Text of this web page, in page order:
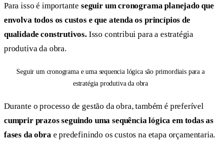
Para isso é importante seguir um cronograma planejado que
envolva todos os custos e que atenda os princípios de
qualidade construtivos.Isso contribui para a estratégia
produtiva da obra.
Seguir um cronograma e uma sequencia lógica são primordiais para a
estratégia produtiva da obra
Durante o processo de gestão da obra, também é preferível
cumprir prazos seguindo uma sequência lógica em todas as
fases da obra e predefinindo os custos na etapa orçamentaria.